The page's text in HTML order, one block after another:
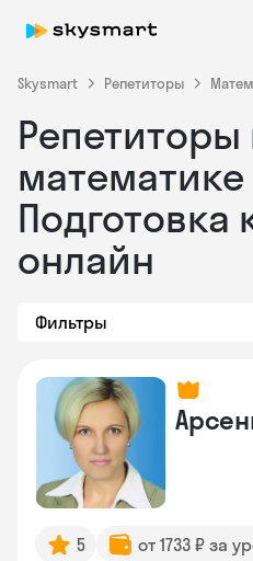
Skysmart Репетиторы
Репетиторы
математике
Подготовка
онлайн
Фильтры
5 от 1733 ₽ за